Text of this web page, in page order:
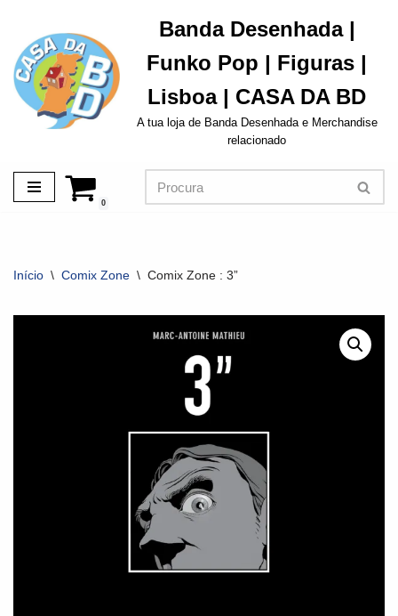
Avançar
para
o
conteúdo
Banda Desenhada |
Funko Pop | Figuras |
Lisboa | CASA DA BD
A tua loja de Banda Desenhada e Merchandise
relacionado
0
Início \ Comix Zone \ Comix Zone : 3”